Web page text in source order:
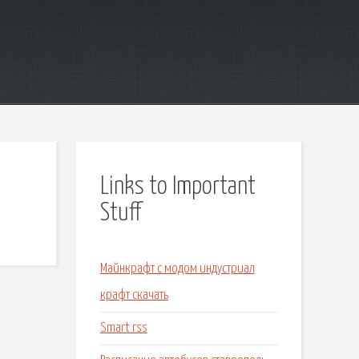
Links to Important
Stuff
Майнкрафт с модом индустриал
крафт скачать
Smart rss